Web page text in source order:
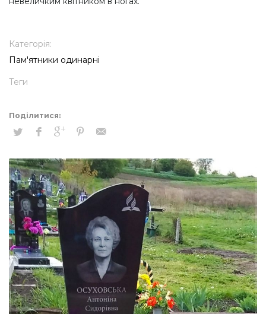
Категорія:
Пам'ятники одинарні
Теги